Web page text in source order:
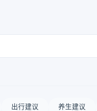
出行建议 养生建议